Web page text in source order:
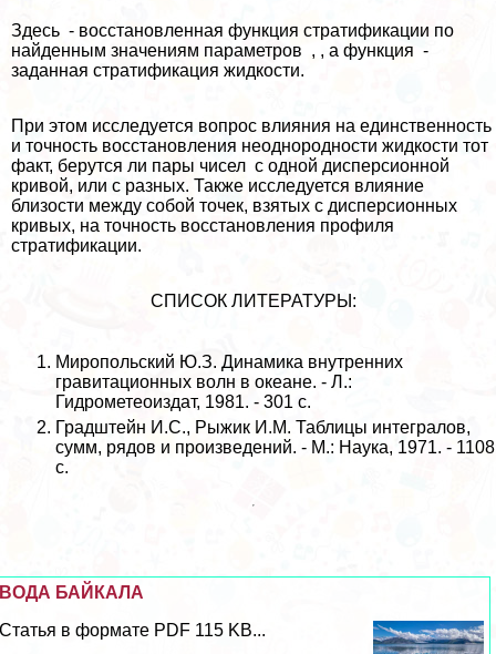
Здесь - восстановленная функция стратификации по
найденным значениям параметров , , а функция -
заданная стратификация жидкости.
При этом исследуется вопрос влияния на единственность
и точность восстановления неоднородности жидкости тот
факт, берутся ли пары чисел с одной дисперсионной
кривой, или с разных. Также исследуется влияние
близости между собой точек, взятых с дисперсионных
кривых, на точность восстановления профиля
стратификации.
СПИСОК ЛИТЕРАТУРЫ:
Миропольский Ю.З. Динамика внутренних
гравитационных волн в океане. - Л.:
Гидрометеоиздат, 1981. - 301 с.
Градштейн И.С., Рыжик И.М. Таблицы интегралов,
сумм, рядов и произведений. - М.: Наука, 1971. - 1108
с.
ВОДА БАЙКАЛА
Статья в формате PDF 115 KB...